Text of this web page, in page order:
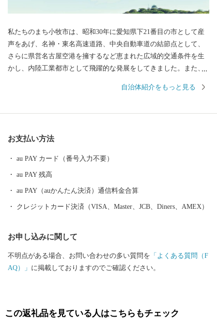
私たちのまち小牧市は、昭和30年に愛知県下21番目の市として産
声をあげ、名神・東名高速道路、中央自動車道の結節点として、
さらに県営名古屋空港を擁するなど恵まれた広域的交通条件を生
かし、内陸工業都市として飛躍的な発展をしてきました。また、
資産も有し、豊かな自然と文化の薫るまちでもあります。 小牧山
年間居城とした城でもあります。2004年から始められた発掘調査
により、史実が次々と明らかとなり、全国からも注目を浴びてい
り何年もの歳月をかけ小牧市で作り出されたものです。名古屋コ
ーチンの肉質は弾力に富み、よくしまって歯ごたえがあり、「こ
く」のある旨みがあります。小牧市内の飲食店では様々なメニュ
自治体紹介をもっと見る
お支払い方法
au PAY カード（番号入力不要）
au PAY 残高
au PAY（auかんたん決済）通信料金合算
クレジットカード決済（VISA、Master、JCB、Diners、AMEX）
お申し込みに関して
不明点がある場合、お問い合わせの多い質問を 「よくある質問（F
AQ）」 に掲載しておりますのでご確認ください。
この返礼品を見ている人はこちらもチェック